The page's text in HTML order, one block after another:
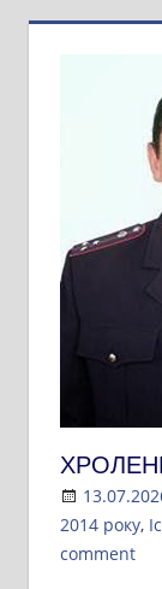
2014 року,
comment